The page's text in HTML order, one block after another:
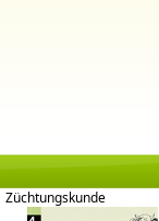
Züchtungskunde